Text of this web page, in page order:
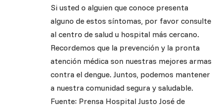
Si usted o alguien que conoce presenta
alguno de estos síntomas, por favor consulte
al centro de salud u hospital más cercano.
Recordemos que la prevención y la pronta
atención médica son nuestras mejores armas
contra el dengue. Juntos, podemos mantener
a nuestra comunidad segura y saludable.
Fuente: Prensa Hospital Justo José de